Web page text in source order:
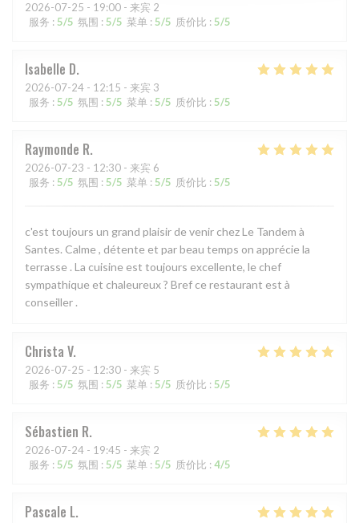
2026-07-25 - 19:00 - 来宾 2
服务 : 5/5 氛围 : 5/5 菜单 : 5/5 质价比 : 5/5
Isabelle D
2026-07-24 - 12:15 - 来宾 3
服务 : 5/5 氛围 : 5/5 菜单 : 5/5 质价比 : 5/5
Raymonde R
2026-07-23 - 12:30 - 来宾 6
服务 : 5/5 氛围 : 5/5 菜单 : 5/5 质价比 : 5/5
c'est toujours un grand plaisir de venir chez Le Tandem à
Santes. Calme , détente et par beau temps on apprécie la
terrasse . La cuisine est toujours excellente, le chef
sympathique et chaleureux ? Bref ce restaurant est à
conseiller .
Christa V
2026-07-25 - 12:30 - 来宾 5
服务 : 5/5 氛围 : 5/5 菜单 : 5/5 质价比 : 5/5
Sébastien R
2026-07-24 - 19:45 - 来宾 2
服务 : 5/5 氛围 : 5/5 菜单 : 5/5 质价比 : 4/5
Pascale L